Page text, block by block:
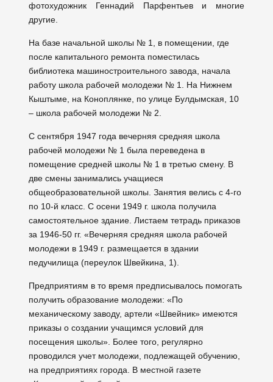
фотохудожник Геннадий Парфентьев и многие
другие.
На базе начальной школы № 1, в помещении, где
после капитального ремонта поместилась
библиотека машиностроительного завода, начала
работу школа рабочей молодежи № 1. На Нижнем
Кыштыме, на Коноплянке, по улице Булдымская, 10
– школа рабочей молодежи № 2.
С сентября 1947 года вечерняя средняя школа
рабочей молодежи № 1 была переведена в
помещение средней школы № 1 в третью смену. В
две смены занимались учащиеся
общеобразовательной школы. Занятия велись с 4-го
по 10-й класс. С осени 1949 г. школа получила
самостоятельное здание. Листаем тетрадь приказов
за 1946-50 гг. «Вечерняя средняя школа рабочей
молодежи в 1949 г. размещается в здании
педучилища (переулок Швейкина, 1).
Предприятиям в то время предписывалось помогать
получить образование молодежи: «По
механическому заводу, артели «Швейник» имеются
приказы о создании учащимся условий для
посещения школы». Более того, регулярно
проводился учет молодежи, подлежащей обучению,
на предприятиях города. В местной газете